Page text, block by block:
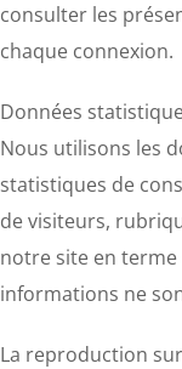
consulter les
chaque connexion.
Données
Nous utilisons les
statistiques de
de visiteurs,
notre site en
informations ne
La reproduction